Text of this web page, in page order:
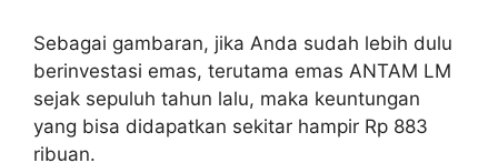
Sebagai gambaran, jika Anda sudah lebih dulu
berinvestasi emas, terutama emas ANTAM LM
sejak sepuluh tahun lalu, maka keuntungan
yang bisa didapatkan sekitar hampir Rp 883
ribuan.